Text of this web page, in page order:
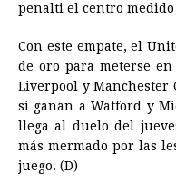
penalti el centro medido
Con este empate, el
de oro para meterse en
Liverpool y Manchester
si ganan a Watford y
llega al duelo del
más mermado por las
juego. (D)